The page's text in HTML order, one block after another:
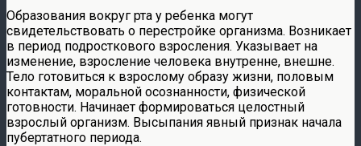
Образования вокруг рта у ребенка могут
свидетельствовать о перестройке организма. Возникает
в период подросткового взросления. Указывает на
изменение, взросление человека внутренне, внешне.
Тело готовиться к взрослому образу жизни, половым
контактам, моральной осознанности, физической
готовности. Начинает формироваться целостный
взрослый организм. Высыпания явный признак начала
пубертатного периода.